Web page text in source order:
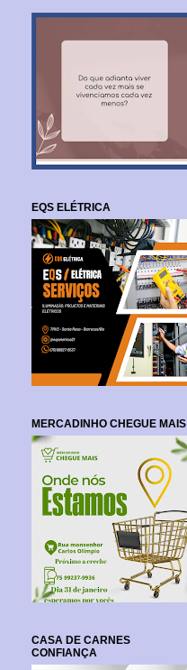
EQS ELÉTRICA
MERCADINHO CHEGUE MAIS
CASA DE CARNES
CONFIANÇA